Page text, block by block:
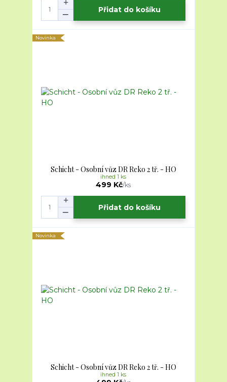
Přidat do košíku
Novinka
Schicht - Osobní vůz DR Reko 2 tř. - HO
499 Kč/ks
ihned 1 ks
Přidat do košíku
Novinka
Schicht - Osobní vůz DR Reko 2 tř. - HO
ihned 1 ks